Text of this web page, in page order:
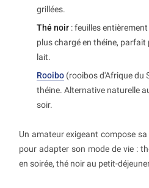
grillées.
Thé noir : feuilles
plus chargé en théine,
lait.
Rooibo (rooibos d'Afrique du
théine. Alternative naturelle
soir.
Un amateur exigeant compose
pour adapter son mode de vie :
en soirée, thé noir au petit-